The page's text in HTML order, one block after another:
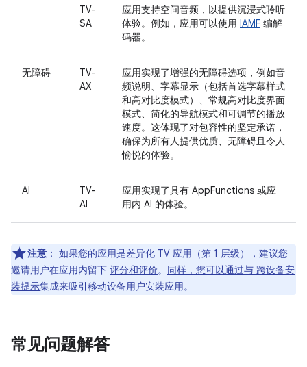
TV-
SA
应用支持空间音频，以提供沉浸式聆听
体验。例如，应用可以使用 IAMF 编解
码器。
无障碍
TV-
AX
应用实现了增强的无障碍选项，例如音
频说明、字幕显示（包括首选字幕样式
和高对比度模式）、常规高对比度界面
模式、简化的导航模式和可调节的播放
速度。这体现了对包容性的坚定承诺，
确保为所有人提供优质、无障碍且令人
愉悦的体验。
AI
TV-
AI
应用实现了具有 AppFunctions 或应
用内 AI 的体验。
注意 ： 如果您的应用是差异化 TV 应用（第 1 层级），建议您
邀请用户在应用内留下 评分和评价。 同样，您可以通过与 跨设备安
装提示集成来吸引移动设备用户安装应用。
常见问题解答